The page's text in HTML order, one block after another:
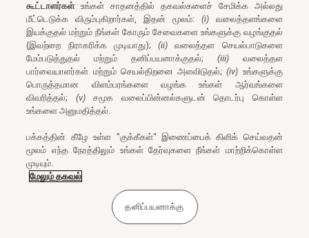
கூட்டாளர்கள்உங்கள் சாதனத்தில் தகவல்களைச் சேமிக்க அல்லது
மீட்டெடுக்க விரும்புகிறார்கள், இதன் மூலம்: (i)வலைத்தளங்களை
இயக்குதல் மற்றும் நீங்கள் கோரும் சேவைகளை உங்களுக்கு வழங்குதல்
(இவற்றை நிராகரிக்க முடியாது);(ii) வலைத்தள செயல்பாடுகளை
மேம்படுத்துதல் மற்றும் தனிப்பயனாக்குதல்; (iii)வலைத்தள
பார்வையாளர்கள் மற்றும் செயல்திறனை அளவிடுதல்;(iv) உங்களுக்கு
பொருத்தமான விளம்பரங்களை வழங்க உங்கள் ஆர்வங்களை
விவரித்தல்; (v)சமூக வலைப்பின்னல்களுடன் தொடர்பு கொள்ள
உங்களை அனுமதித்தல்.
பக்கத்தின் கீழே உள்ள "குக்கீகள்" இணைப்பைக் கிளிக் செய்வதன்
மூலம் எந்த நேரத்திலும் உங்கள் தேர்வுகளை நீங்கள் மாற்றிக்கொள்ள
முடியும்.
மேலும் தகவல்
தனிப்பயனாக்கு